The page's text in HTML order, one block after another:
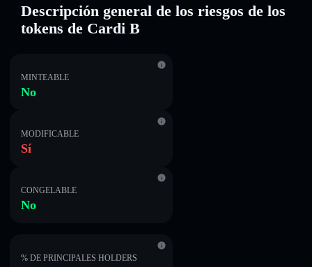
Descripción general de los riesgos de los
tokens de Cardi B
MINTEABLE
No
MODIFICABLE
Sí
CONGELABLE
No
% DE PRINCIPALES HOLDERS